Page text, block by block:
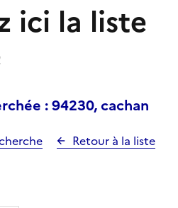
ici la liste
: 94230, cachan
Retour à la liste